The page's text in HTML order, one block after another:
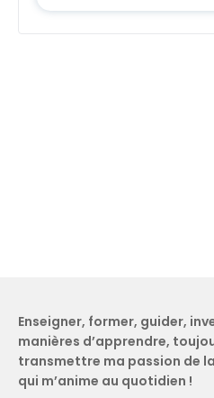
Enseigner, former, guider,
manières d’apprendre,
transmettre ma passion de
qui m’anime au quotidien !